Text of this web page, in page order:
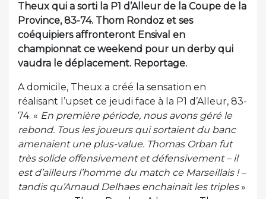
Theux qui a sorti la P1 d’Alleur de la Coupe de la
Province, 83-74. Thom Rondoz et ses
coéquipiers affronteront Ensival en
championnat ce weekend pour un derby qui
vaudra le déplacement. Reportage.
A domicile, Theux a créé la sensation en
réalisant l’upset ce jeudi face à la P1 d’Alleur, 83-
74. « En première période, nous avons géré le
rebond. Tous les joueurs qui sortaient du banc
amenaient une plus-value. Thomas Orban fut
très solide offensivement et défensivement – il
est d’ailleurs l’homme du match ce Marseillais ! –
tandis qu’Arnaud Delhaes enchainait les triples»